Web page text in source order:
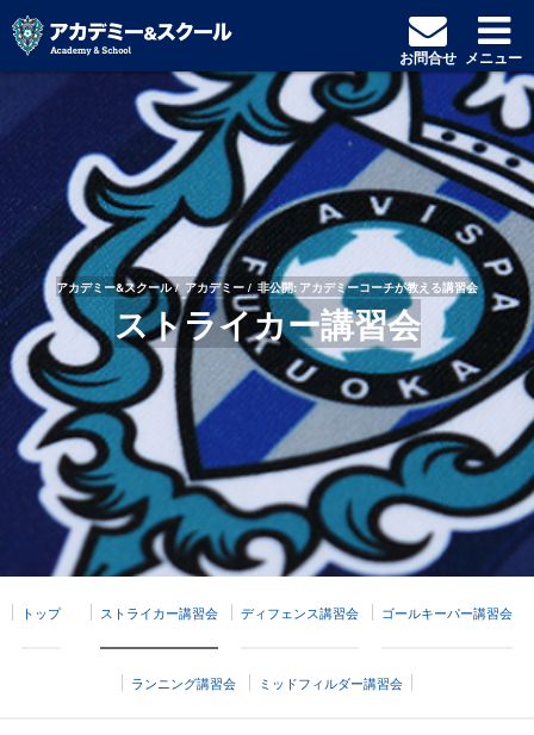
アカデミー&スクール アカデミー 非公開: アカデミーコーチが教える講習会
ストライカー講習会
お問合せ メニュー
トップ ストライカー講習会 ディフェンス講習会 ゴールキーパー講習会
ランニング講習会 ミッドフィルダー講習会